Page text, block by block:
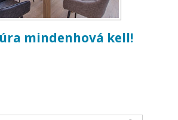
mindenhová kell!